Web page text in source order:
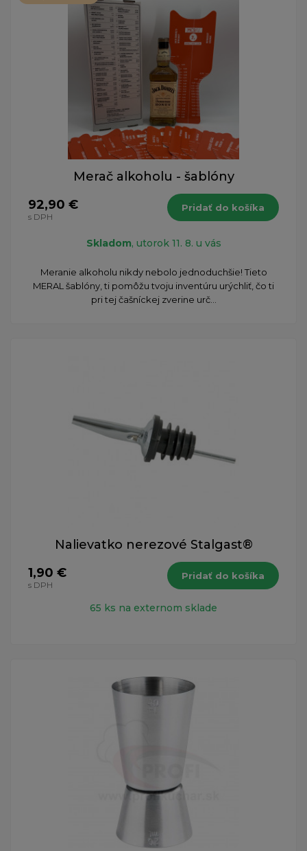
Merač alkoholu - šablóny
92,90 €
s DPH
Pridať do košíka
Skladom, utorok 11. 8. u vás
​Meranie alkoholu nikdy nebolo jednoduchšie! Tieto
MERAL šablóny, ti pomôžu tvoju inventúru urýchliť, čo ti
pri tej čašníckej zverine urč...
Nalievatko nerezové Stalgast®
1,90 €
s DPH
Pridať do košíka
65 ks na externom sklade